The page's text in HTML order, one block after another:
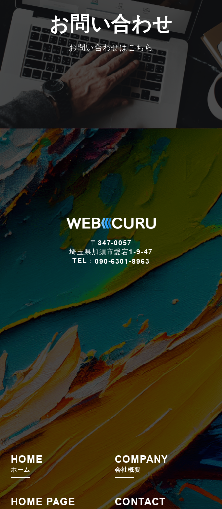
お問い合わせ
お問い合わせはこちら
〒347-0057
埼玉県加須市愛宕1-9-47
TEL： 090-6301-8963
HOME
ホーム
HOME PAGE
COMPANY
会社概要
CONTACT